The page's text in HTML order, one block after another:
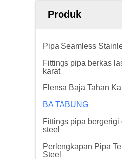
Produk
Pipa Seamless
Fittings pipa berkas
karat
Flensa Baja Tahan
BA TABUNG
Fittings pipa bergerigi
steel
Perlengkapan Pipa
Steel